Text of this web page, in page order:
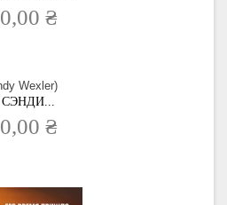
0,00 ₴
СЭНДИ...
0,00 ₴